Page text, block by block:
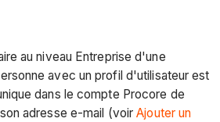
au niveau Entreprise d'une
avec un profil d'utilisateur est
dans le compte Procore de
adresse e-mail (voirAjouter un